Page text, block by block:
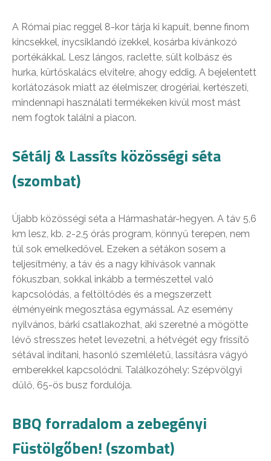
A Római piac reggel 8-kor tárja ki kapuit, benne finom
kincsekkel, ínycsiklandó ízekkel, kosárba kívánkozó
portékákkal. Lesz lángos, raclette, sült kolbász és
hurka, kürtőskalács elvitelre, ahogy eddig. A bejelentett
korlátozások miatt az élelmiszer, drogériai, kertészeti,
mindennapi használati termékeken kívül most mást
nem fogtok találni a piacon.
Sétálj & Lassíts közösségi séta
(szombat)
Újabb közösségi séta a Hármashatár-hegyen. A táv 5,6
km lesz, kb. 2-2,5 órás program, könnyű terepen, nem
túl sok emelkedővel. Ezeken a sétákon sosem a
teljesítmény, a táv és a nagy kihívások vannak
fókuszban, sokkal inkább a természettel való
kapcsolódás, a feltöltődés és a megszerzett
élményeink megosztása egymással. Az esemény
nyilvános, bárki csatlakozhat, aki szeretné a mögötte
lévő stresszes hetet levezetni, a hétvégét egy frissítő
sétával indítani, hasonló szemléletű, lassításra vágyó
emberekkel kapcsolódni. Találkozóhely: Szépvölgyi
dűlő, 65-ös busz fordulója.
BBQ forradalom a zebegényi
Füstölgőben! (szombat)